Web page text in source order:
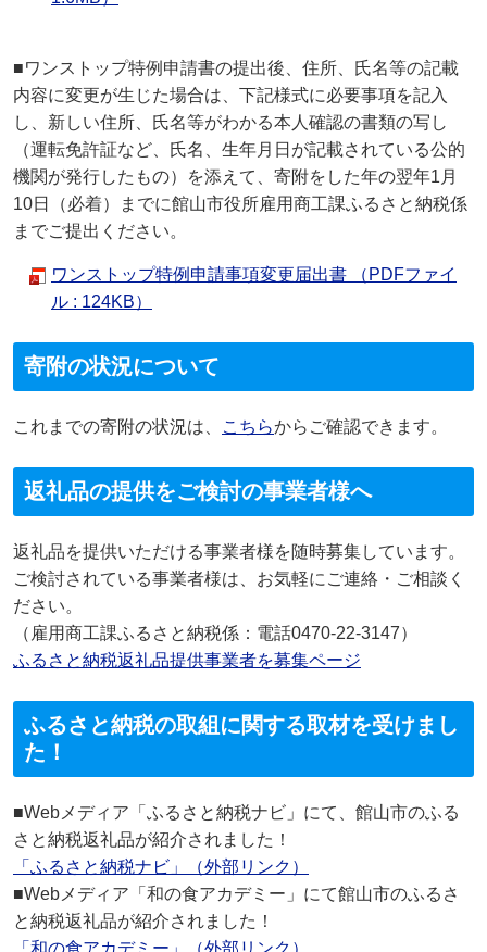
■ワンストップ特例申請書の提出後、住所、氏名等の記載
内容に変更が生じた場合は、下記様式に必要事項を記入
し、新しい住所、氏名等がわかる本人確認の書類の写し
（運転免許証など、氏名、生年月日が記載されている公的
機関が発行したもの）を添えて、寄附をした年の翌年1月
10日（必着）までに館山市役所雇用商工課ふるさと納税係
までご提出ください。
ワンストップ特例申請事項変更届出書 （PDFファイ
ル : 124KB）
寄附の状況について
これまでの寄附の状況は、 こちらからご確認できます。
返礼品の提供をご検討の事業者様へ
返礼品を提供いただける事業者様を随時募集しています。
ご検討されている事業者様は、お気軽にご連絡・ご相談く
ださい。
（雇用商工課ふるさと納税係：電話0470-22-3147）
ふるさと納税返礼品提供事業者を募集ページ
ふるさと納税の取組に関する取材を受けまし
た！
■Webメディア「ふるさと納税ナビ」にて、館山市のふる
さと納税返礼品が紹介されました！
「ふるさと納税ナビ」（外部リンク）
■Webメディア「和の食アカデミー」にて館山市のふるさ
と納税返礼品が紹介されました！
「和の食アカデミー」（外部リンク）